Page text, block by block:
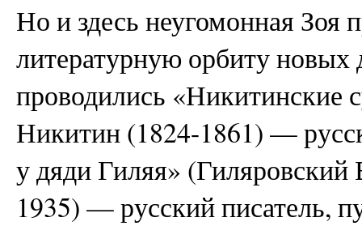
Но и здесь неугомонная Зоя
литературную орбиту новых
проводились «Никитинские
Никитин (1824-1861) —
у дяди Гиляя»
1935) — русский писатель,